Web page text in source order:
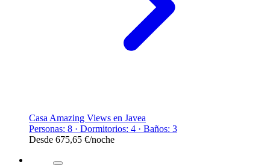
Casa Amazing Views en Javea
Personas: 8 · Dormitorios: 4 · Baños: 3
Desde 675,65 €/noche